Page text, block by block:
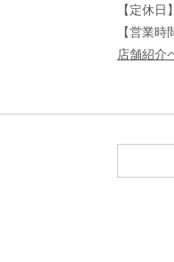
【定休
【営業
店舗紹介